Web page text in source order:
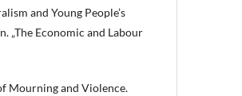
and Young People’s
„The Economic and Labour
Mourning and Violence.